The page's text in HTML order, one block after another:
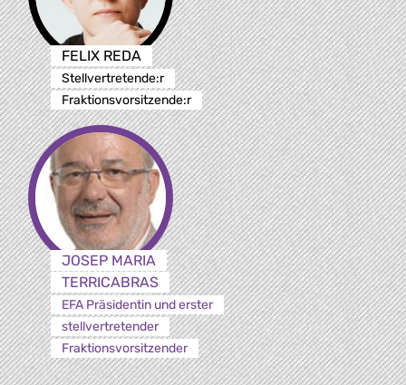
FELIX REDA
Stellvertretende:r
Fraktionsvorsitzende:r
JOSEP MARIA
TERRICABRAS
EFA Präsidentin und erster
stellvertretender
Fraktionsvorsitzender